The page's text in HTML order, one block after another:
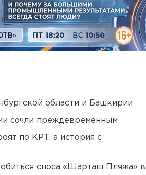
области и Башкирии
сочли преждевременным
по КРТ, а история с
сноса «Шарташ Пляжа» в